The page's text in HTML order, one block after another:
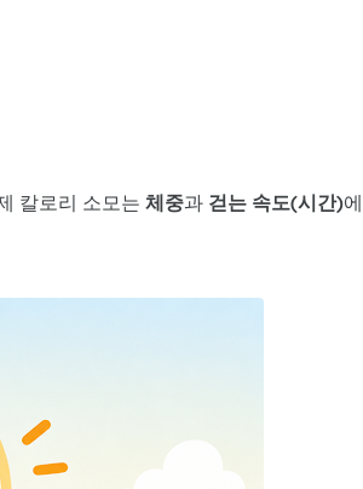
칼로리 소모는 체중과 걷는 속도(시간)에